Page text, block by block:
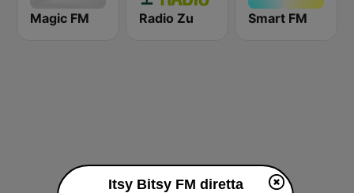
Magic FM Radio Zu Smart FM
Itsy Bitsy FM diretta